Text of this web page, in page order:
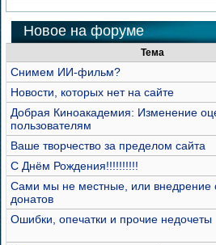
Новое на форуме
Тема
Снимем ИИ-фильм?
Новости, которых нет на сайте
Добрая Киноакадемия: Изменение
пользователям
Ваше творчество за пределом сайта
С Днём Рождения!!!!!!!!!!
Сами мы не местные, или внедрение
донатов
Ошибки, опечатки и прочие недочеты